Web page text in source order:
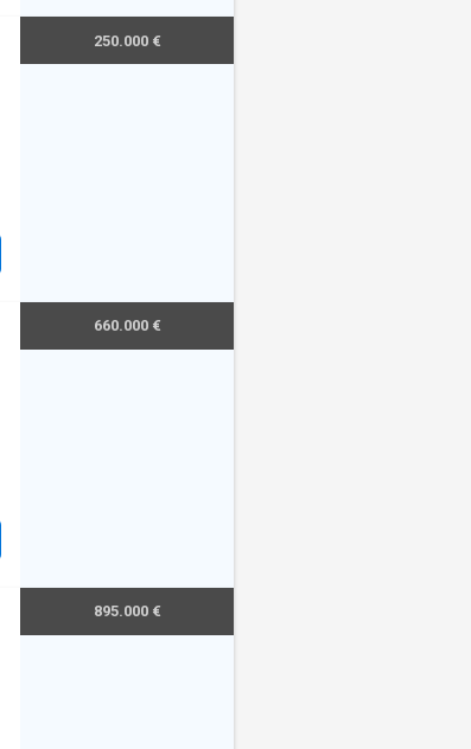
250.000 €
660.000 €
895.000 €